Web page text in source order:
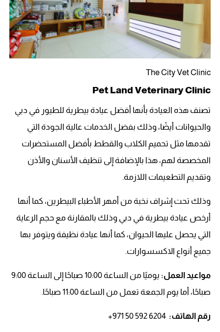
The City Vet Clinic
Pet Land Veterinary Clinic
تصنف هذه العيادة بأنها أفضل عيادة بيطرية للطيور في دبي
والحيوانات أيضًا، وذلك بفضل الخدمات عالية الجودة التي
تقدمها مثل تحميم الكلاب والقطط بأفضل المستحضرات
المخصصة لهم، هذا بالإضافة إلى تنظيف الأسنان والأذن
وتقديم التطعيمات اللازمة.
وذلك تحت إشراف نخبة من أمهر الأطباء البيطرين، كما أنها
أرخص عيادة بيطرية في دبي وذلك بالمقارنة مع حجم الرعاية
التي يحصل عليها الحيوان، كما أنها عيادة نظيفة ويتوفر بها
جميع أنواع الاكسسوارات.
مواعيد العمل:
يوميًا من الساعة 10:00 صباحًا إلى الساعة 9:00
صباحًا، أما يوم الجمعة تعمل من الساعة 11:00 صباحًا.
رقم الهاتف: